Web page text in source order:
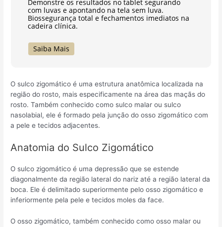
Demonstre os resultados no tablet segurando
com luvas e apontando na tela sem luva.
Biossegurança total e fechamentos imediatos na
cadeira clínica.
Saiba Mais
O sulco zigomático é uma estrutura anatômica localizada na
região do rosto, mais especificamente na área das maçãs do
rosto. Também conhecido como sulco malar ou sulco
nasolabial, ele é formado pela junção do osso zigomático com
a pele e tecidos adjacentes.
Anatomia do Sulco Zigomático
O sulco zigomático é uma depressão que se estende
diagonalmente da região lateral do nariz até a região lateral da
boca. Ele é delimitado superiormente pelo osso zigomático e
inferiormente pela pele e tecidos moles da face.
O osso zigomático, também conhecido como osso malar ou